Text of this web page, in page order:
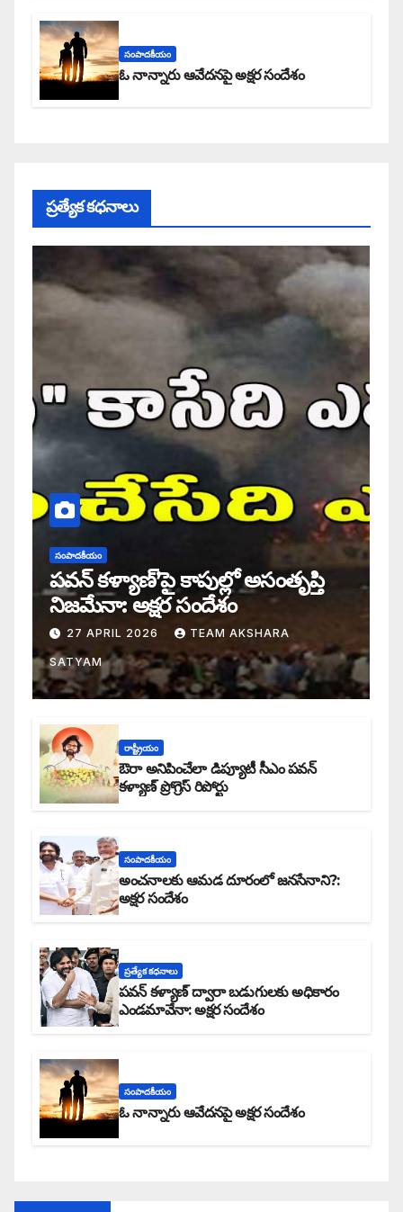
సంపాదకీయం
ఓ నాన్నారు ఆవేదనపై అక్షర సందేశం
ప్రత్యేక కధనాలు
సంపాదకీయం
పవన్ కళ్యాణ్’పై కాపుల్లో అసంతృప్తి
నిజమేనా: అక్షర సందేశం
27 APRIL 2026 TEAM AKSHARA
SATYAM
రాష్ట్రీయం
ఔరా అనిపించేలా డిప్యూటీ సీఎం పవన్
కళ్యాణ్ ప్రోగ్రెస్ రిపోర్టు
సంపాదకీయం
అంచనాలకు ఆమడ దూరంలో జనసేనాని?:
అక్షర సందేశం
ప్రత్యేక కధనాలు
పవన్ కళ్యాణ్ ద్వారా బడుగులకు అధికారం
ఎండమావేనా: అక్షర సందేశం
సంపాదకీయం
ఓ నాన్నారు ఆవేదనపై అక్షర సందేశం